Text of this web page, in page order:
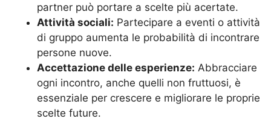
partner può portare a scelte più acertate.
Attività sociali: Partecipare a eventi o attività
di gruppo aumenta le probabilità di incontrare
persone nuove.
Accettazione delle esperienze: Abbracciare
ogni incontro, anche quelli non fruttuosi, è
essenziale per crescere e migliorare le proprie
scelte future.